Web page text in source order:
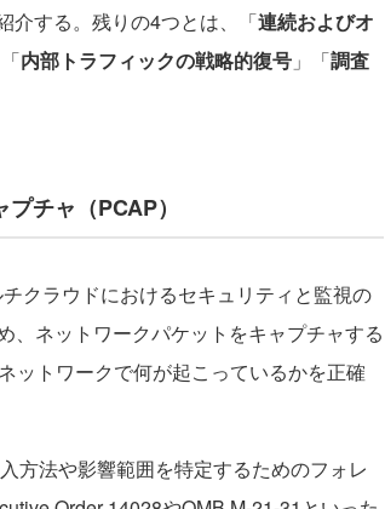
介する。残りの4つとは、「連続およびオ
内部トラフィックの戦略的復号 」「調査
チャ（PCAP）
クラウドにおけるセキュリティと監視の
、ネットワークパケットをキャプチャする
ットワークで何が起こっているかを正確
方法や影響範囲を特定するためのフォレ